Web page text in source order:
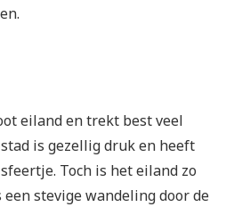
eiland en trekt best veel
is gezellig druk en heeft
Toch is het eiland zo
stevige wandeling door de